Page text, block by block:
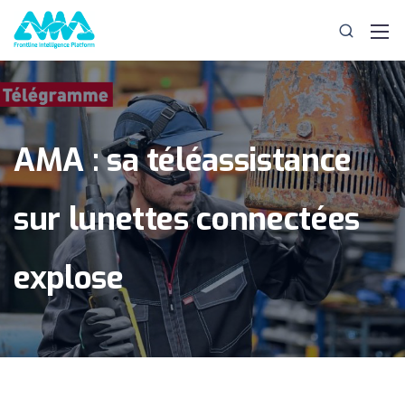
AMA : sa téléassistance
sur lunettes connectées
explose